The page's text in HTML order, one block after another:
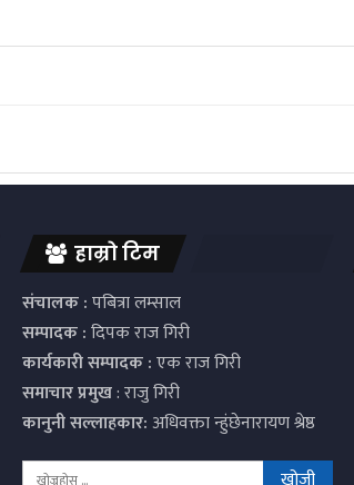
हाम्रो टिम
संचालक :पबित्रा लम्साल
सम्पादक :दिपक राज गिरी
कार्यकारी सम्पादक :एक राज गिरी
समाचार प्रमुख: राजु गिरी
कानुनी सल्लाहकार:अधिवक्ता न्हुंछेनारायण श्रेष्ठ